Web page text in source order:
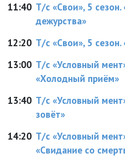
11:40 Т/с «Свои», 5
дежурства»
12:20 Т/с «Свои», 5
13:00 Т/с «Условный
«Холодный приём»
13:40 Т/с «Условный
зовёт»
14:20 Т/с «Условный
«Свидание со